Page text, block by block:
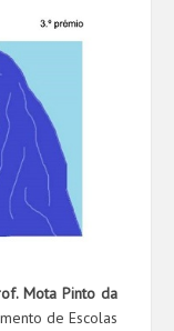
Mota Pinto da
de Escolas